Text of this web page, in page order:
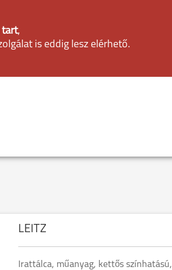
tart,
is eddig lesz elérhető.
LEITZ
Irattálca, műanyag, kettős